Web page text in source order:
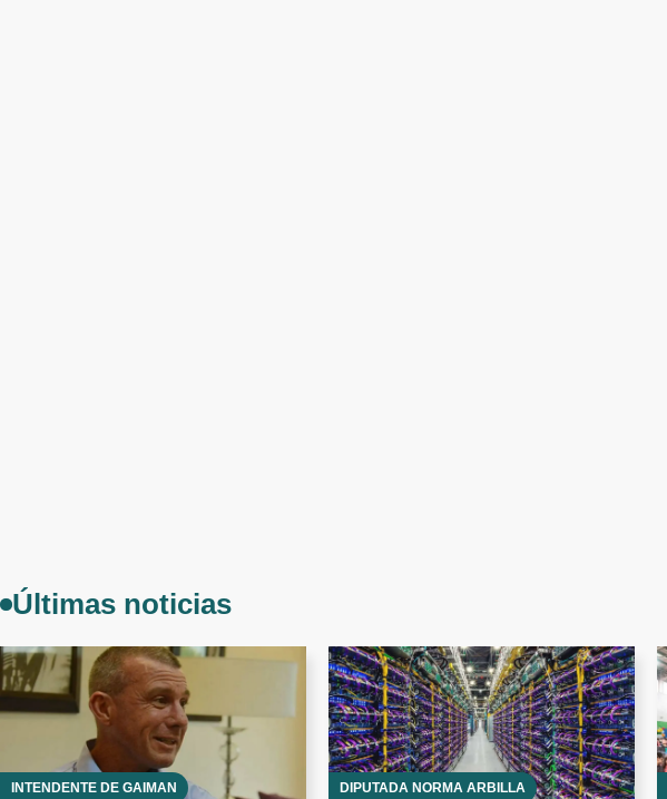
Últimas noticias
INTENDENTE DE GAIMAN DIPUTADA NORMA ARBILLA